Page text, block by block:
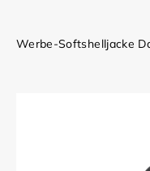
Werbe-Softshelljacke